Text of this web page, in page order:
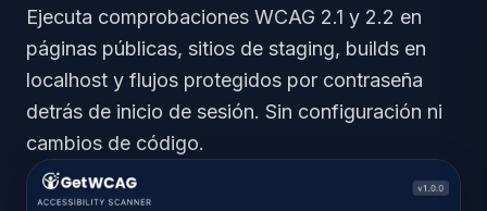
Ejecuta comprobaciones WCAG 2.1 y 2.2 en
páginas públicas, sitios de staging, builds en
localhost y flujos protegidos por contraseña
detrás de inicio de sesión. Sin configuración ni
cambios de código.